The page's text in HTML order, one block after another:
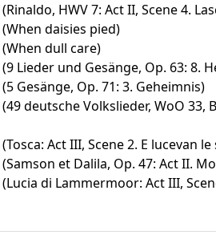
(Rinaldo, HWV 7: Act II, Scene 4.
(When daisies pied)
(When dull care)
(9 Lieder und Gesänge, Op. 63: 8.
(5 Gesänge, Op. 71: 3. Geheimnis)
(49 deutsche Volkslieder, WoO 33,
(Tosca: Act III, Scene 2. E lucevan
(Samson et Dalila, Op. 47: Act II.
(Lucia di Lammermoor: Act III,